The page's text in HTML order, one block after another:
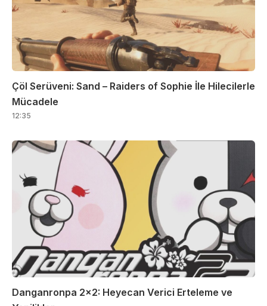
Çöl Serüveni: Sand – Raiders of Sophie İle Hilecilerle
Mücadele
12:35
Danganronpa 2×2: Heyecan Verici Erteleme ve